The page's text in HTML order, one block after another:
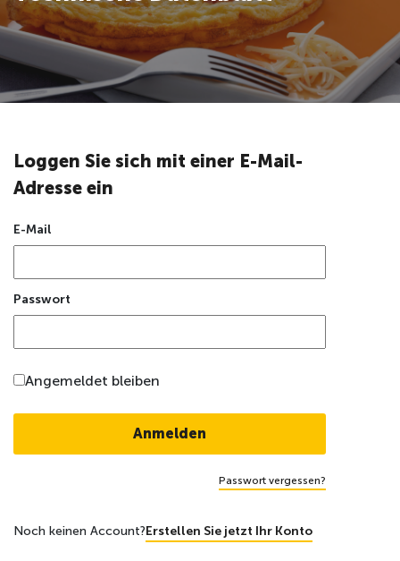
Loggen Sie sich mit einer E-Mail-
Adresse ein
E-Mail
Passwort
Angemeldet bleiben
Passwort vergessen?
Noch keinen Account?Erstellen Sie jetzt Ihr Konto